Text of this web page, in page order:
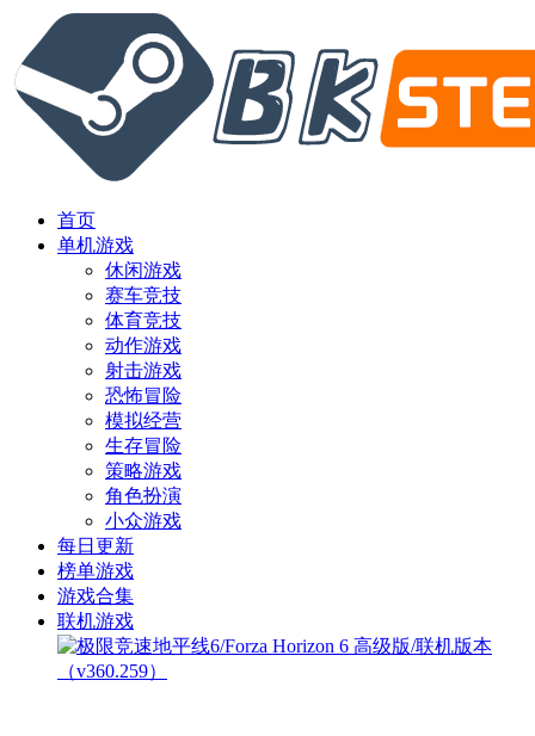
首页
单机游戏
休闲游戏
赛车竞技
体育竞技
动作游戏
射击游戏
恐怖冒险
模拟经营
生存冒险
策略游戏
角色扮演
小众游戏
每日更新
榜单游戏
游戏合集
联机游戏